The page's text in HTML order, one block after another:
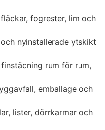
fogrester, lim och
nyinstallerade ytskikt
rum för rum,
emballage och
lister, dörrkarmar och